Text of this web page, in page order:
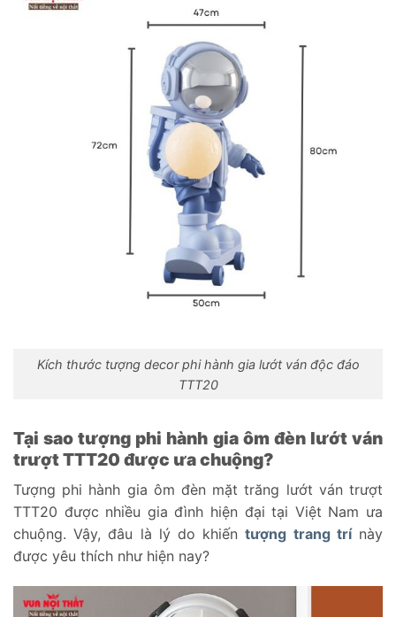
Kích thước tượng decor phi hành gia lướt ván độc đáo
TTT20
Tại sao tượng phi hành gia ôm đèn lướt ván
trượt TTT20 được ưa chuộng?
Tượng phi hành gia ôm đèn mặt trăng lướt ván trượt
TTT20 được nhiều gia đình hiện đại tại Việt Nam ưa
chuộng. Vậy, đâu là lý do khiếntượng trang trínày
được yêu thích như hiện nay?